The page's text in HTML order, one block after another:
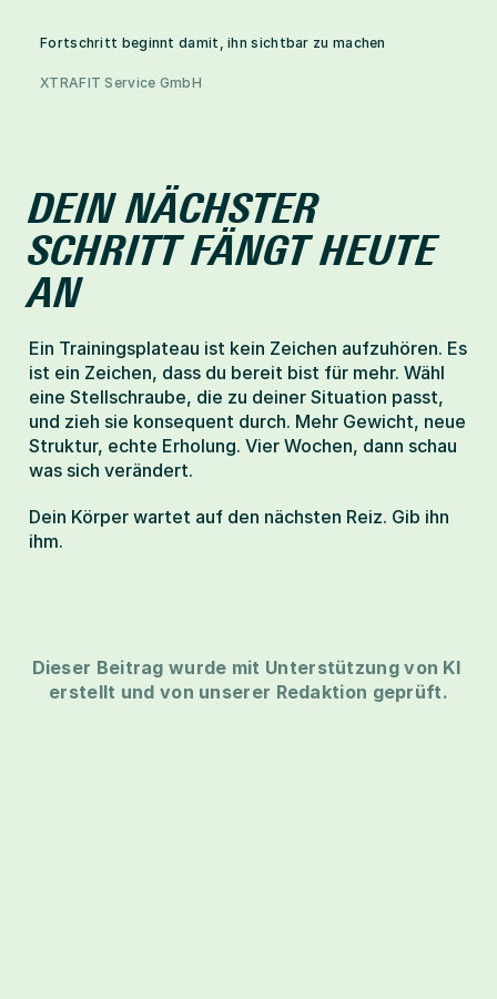
Fortschritt beginnt damit, ihn sichtbar zu machen
XTRAFIT Service GmbH
DEIN NÄCHSTER
SCHRITT FÄNGT HEUTE
AN
Ein Trainingsplateau ist kein Zeichen aufzuhören. Es
ist ein Zeichen, dass du bereit bist für mehr. Wähl
eine Stellschraube, die zu deiner Situation passt,
und zieh sie konsequent durch. Mehr Gewicht, neue
Struktur, echte Erholung. Vier Wochen, dann schau
was sich verändert.
Dein Körper wartet auf den nächsten Reiz. Gib ihn
ihm.
Dieser Beitrag wurde mit Unterstützung von KI
erstellt und von unserer Redaktion geprüft.